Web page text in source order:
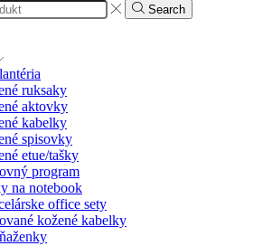
Search
ruksaky
aktovky
kabelky
spisovky
etue/tašky
program
na notebook
office sety
kožené kabelky